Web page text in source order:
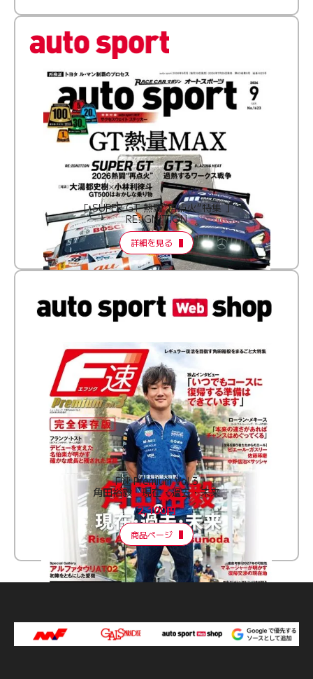
［ SUPER GT 熱闘“再点火”特集 ］
RE:IGNITION
詳細を見る
F速 Premium Vol.3
角田裕毅 現在・過去・未来
2,100円
商品ページ